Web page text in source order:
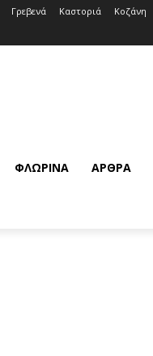
Γρεβενά Καστοριά Κοζάνη
ΦΛΏΡΙΝΑ ΆΡΘΡΑ